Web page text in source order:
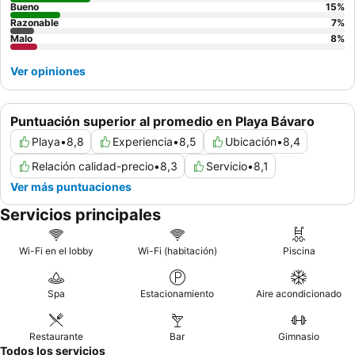
huéspedes que reserven todo incluido disponen de extras
especiales como aperitivos, así como una selección de bebidas con
y sin alcohol. Para el desayuno, almuerzo y cena, los huéspedes
platos dietéticos, comidas sin gluten y platos vegetarianos.
Asimismo, el complejo ofrece propuestas gastronómicas especiales.
Tarjetas de crédito: Se aceptan las siguientes tarjetas de crédito:
American Express, Visa y MasterCard.
Puntuación superior al promedio en Playa Bávaro
Playa•8,8 Experiencia•8,5 Ubicación•8,4
Relación calidad-precio•8,3 Servicio•8,1
Ver más puntuaciones
Bueno
15%
Razonable
7%
Malo
8%
Ver opiniones
Servicios principales
Wi-Fi en el lobby Wi-Fi (habitación) Piscina
Spa Estacionamiento Aire acondicionado
Restaurante Bar Gimnasio
Todos los servicios